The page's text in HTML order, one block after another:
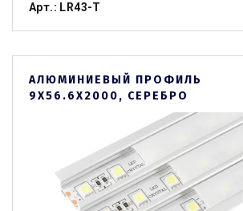
Арт.: LR43-T
АЛЮМИНИЕВЫЙ ПРОФИЛЬ
9Х56.6Х2000, СЕРЕБРО